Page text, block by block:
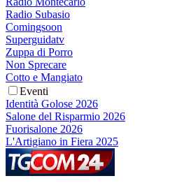
Radio Subasio
Comingsoon
Superguidatv
Zuppa di Porro
Non Sprecare
Cotto e Mangiato
Eventi
Identità Golose 2026
Salone del Risparmio 2026
Fuorisalone 2026
L'Artigiano in Fiera 2025